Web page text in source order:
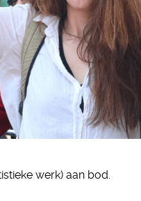
werk) aan bod.